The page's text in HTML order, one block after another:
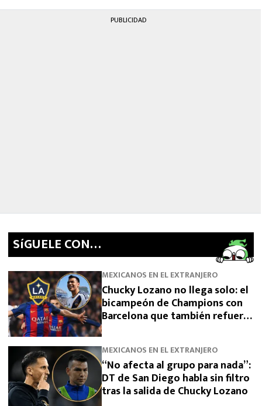
PUBLICIDAD
SíGUELE CON…
MEXICANOS EN EL EXTRANJERO
Chucky Lozano no llega solo: el
bicampeón de Champions con
Barcelona que también refuerza
MEXICANOS EN EL EXTRANJERO
“No afecta al grupo para nada”:
DT de San Diego habla sin filtro
tras la salida de Chucky Lozano